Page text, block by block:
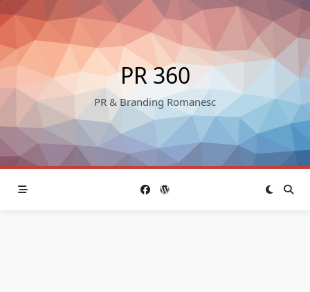
Skip
to
content
PR 360
PR & Branding Romanesc